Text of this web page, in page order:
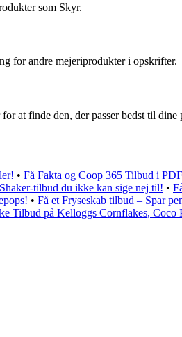
som Skyr.
for andre mejeriprodukter i opskrifter.
at finde den, der passer bedst til dine
• Få Fakta og Coop 365 Tilbud i
tilbud du ikke kan sige nej til! •
• Få et Fryseskab tilbud – Spar
Tilbud på Kelloggs Cornflakes, Coco